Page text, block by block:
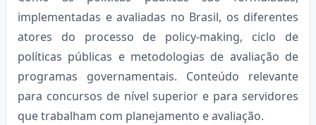
implementadas e avaliadas no Brasil, os diferentes
atores do processo de policy-making, ciclo de
políticas públicas e metodologias de avaliação de
programas governamentais. Conteúdo relevante
para concursos de nível superior e para servidores
que trabalham com planejamento e avaliação.